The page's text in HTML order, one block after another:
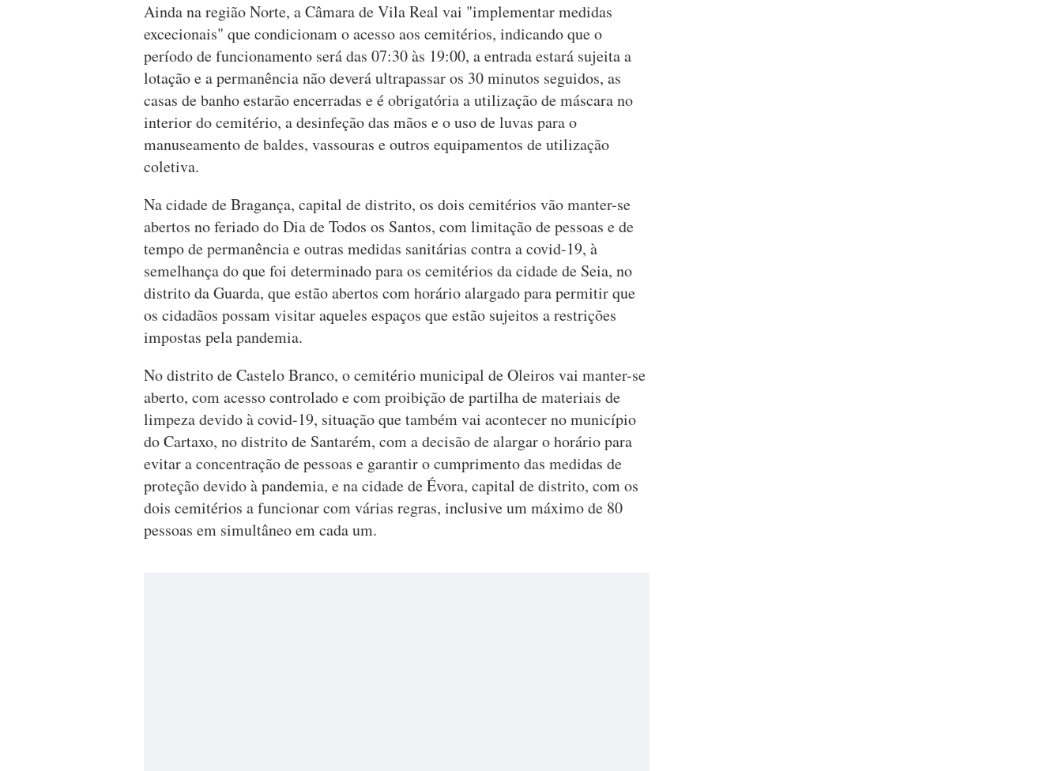
Ainda na região Norte, a Câmara de Vila Real vai "implementar medidas
excecionais" que condicionam o acesso aos cemitérios, indicando que o
período de funcionamento será das 07:30 às 19:00, a entrada estará sujeita a
lotação e a permanência não deverá ultrapassar os 30 minutos seguidos, as
casas de banho estarão encerradas e é obrigatória a utilização de máscara no
interior do cemitério, a desinfeção das mãos e o uso de luvas para o
manuseamento de baldes, vassouras e outros equipamentos de utilização
coletiva.
Na cidade de Bragança, capital de distrito, os dois cemitérios vão manter-se
abertos no feriado do Dia de Todos os Santos, com limitação de pessoas e de
tempo de permanência e outras medidas sanitárias contra a covid-19, à
semelhança do que foi determinado para os cemitérios da cidade de Seia, no
distrito da Guarda, que estão abertos com horário alargado para permitir que
os cidadãos possam visitar aqueles espaços que estão sujeitos a restrições
impostas pela pandemia.
No distrito de Castelo Branco, o cemitério municipal de Oleiros vai manter-se
aberto, com acesso controlado e com proibição de partilha de materiais de
limpeza devido à covid-19, situação que também vai acontecer no município
do Cartaxo, no distrito de Santarém, com a decisão de alargar o horário para
evitar a concentração de pessoas e garantir o cumprimento das medidas de
proteção devido à pandemia, e na cidade de Évora, capital de distrito, com os
dois cemitérios a funcionar com várias regras, inclusive um máximo de 80
pessoas em simultâneo em cada um.